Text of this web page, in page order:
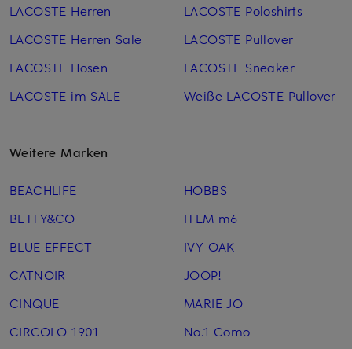
LACOSTE Herren
LACOSTE Herren Sale
LACOSTE Hosen
LACOSTE im SALE
LACOSTE Poloshirts
LACOSTE Pullover
LACOSTE Sneaker
Weiße LACOSTE Pullover
Weitere Marken
BEACHLIFE
BETTY&CO
BLUE EFFECT
CATNOIR
CINQUE
CIRCOLO 1901
HOBBS
ITEM m6
IVY OAK
JOOP!
MARIE JO
No.1 Como